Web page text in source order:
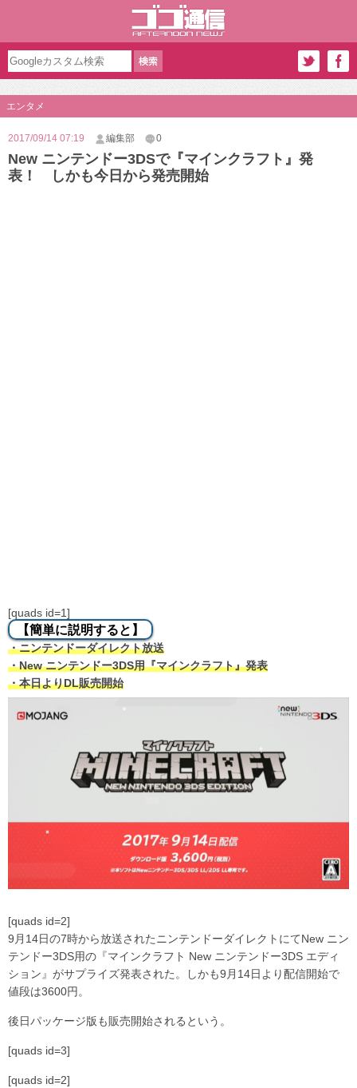
エンタメ
2017/09/14 07:19 編集部 0
New ニンテンドー3DSで『マインクラフト』発
表！ しかも今日から発売開始
[quads id=1]
【簡単に説明すると】
・ニンテンドーダイレクト放送
・New ニンテンドー3DS用『マインクラフト』発表
・本日よりDL販売開始
[quads id=2]
9月14日の7時から放送されたニンテンドーダイレクトにてNew ニン
テンドー3DS用の『マインクラフト New ニンテンドー3DS エディ
ション』がサプライズ発表された。しかも9月14日より配信開始で
値段は3600円。
後日パッケージ版も販売開始されるという。
[quads id=3]
[quads id=2]